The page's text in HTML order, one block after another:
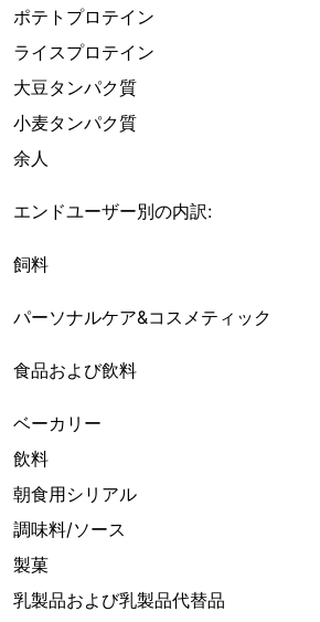
ポテトプロテイン
ライスプロテイン
大豆タンパク質
小麦タンパク質
余人
エンドユーザー別の内訳:
飼料
パーソナルケア&コスメティック
食品および飲料
ベーカリー
飲料
朝食用シリアル
調味料/ソース
製菓
乳製品および乳製品代替品